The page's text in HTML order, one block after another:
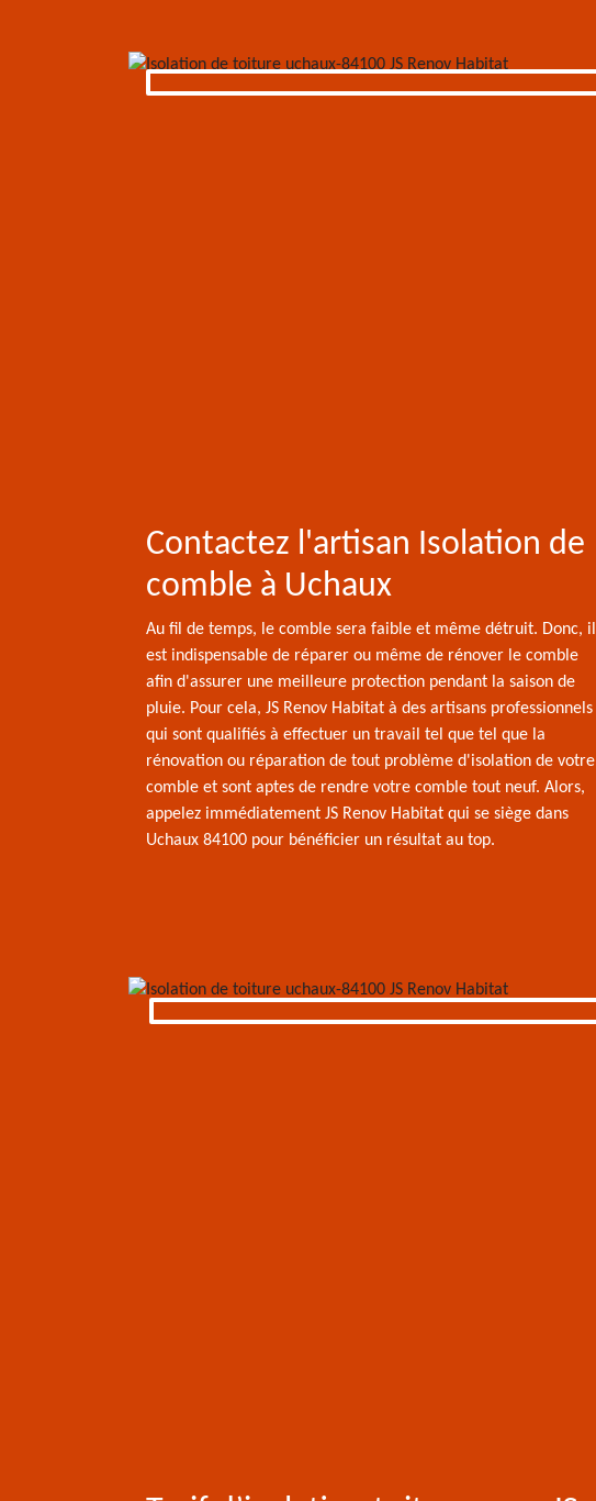
Contactez l'artisan Isolation de
comble à Uchaux
Au fil de temps, le comble sera faible et même détruit. Donc, il
est indispensable de réparer ou même de rénover le comble
afin d'assurer une meilleure protection pendant la saison de
pluie. Pour cela, JS Renov Habitat à des artisans professionnels
qui sont qualifiés à effectuer un travail tel que tel que la
rénovation ou réparation de tout problème d'isolation de votre
comble et sont aptes de rendre votre comble tout neuf. Alors,
appelez immédiatement JS Renov Habitat qui se siège dans
Uchaux 84100 pour bénéficier un résultat au top.